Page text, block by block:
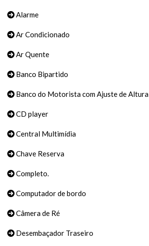
Alarme
Ar Condicionado
Ar Quente
Banco Bipartido
Banco do Motorista com Ajuste de Altura
CD player
Central Multimídia
Chave Reserva
Completo.
Computador de bordo
Câmera de Ré
Desembaçador Traseiro